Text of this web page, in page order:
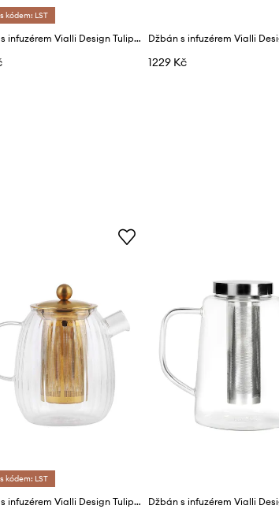
kódem: LST
Džbán s infuzérem Vialli Design Tulip 1 l Džbán s infuzérem Vialli
1229 Kč
kódem: LST
Džbán s infuzérem Vialli Design Tulip 1 l Džbán s infuzérem Vialli